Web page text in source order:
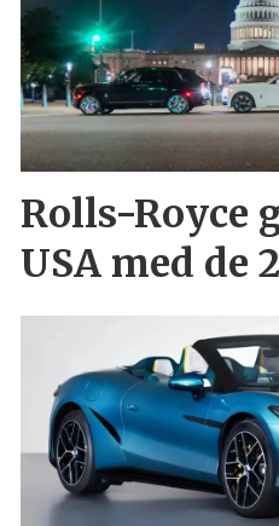
Rolls-Royce
USA med de